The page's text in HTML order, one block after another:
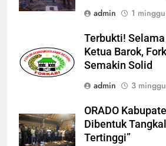
admin
1
Terbukti!
Ketua Barok,
Semakin Solid
admin
3
ORADO
Dibentuk
Tertinggi”